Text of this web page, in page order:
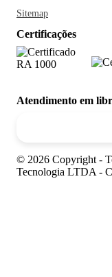
Sitemap
Certificações
Atendimento em
© 2026 Copyright -
Tecnologia LTDA -